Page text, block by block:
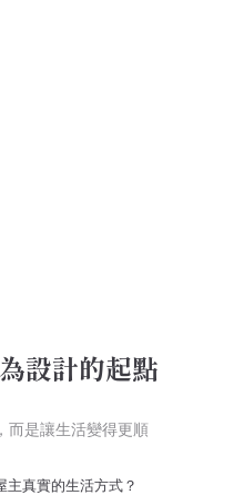
設計的起點
而是讓生活變得更順
主真實的生活方式？